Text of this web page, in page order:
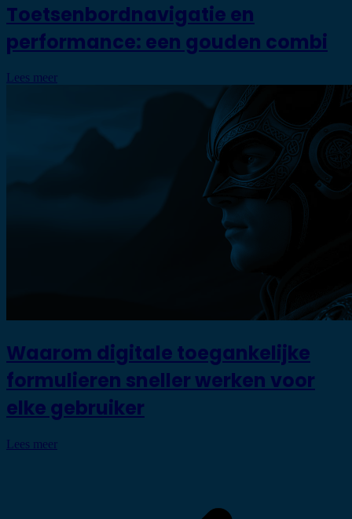
Toetsenbordnavigatie en
performance: een gouden combi
Lees meer
Waarom digitale toegankelijke
formulieren sneller werken voor
elke gebruiker
Lees meer